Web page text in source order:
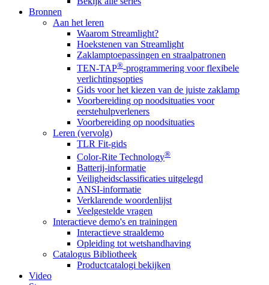
Bronnen
Aan het leren
Waarom Streamlight?
Hoekstenen van Streamlight
Zaklamptoepassingen en straalpatronen
TEN-TAP®-programmering voor flexibele
verlichtingsopties
Gids voor het kiezen van de juiste zaklamp
Voorbereiding op noodsituaties voor
eerstehulpverleners
Voorbereiding op noodsituaties
Leren (vervolg)
TLR Fit-gids
Color-Rite Technology®
Batterij-informatie
Veiligheidsclassificaties uitgelegd
ANSI-informatie
Verklarende woordenlijst
Veelgestelde vragen
Interactieve demo's en trainingen
Interactieve straaldemo
Opleiding tot wetshandhaving
Catalogus Bibliotheek
Productcatalogi bekijken
Video